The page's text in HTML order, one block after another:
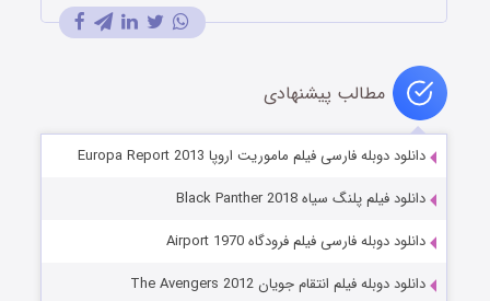
مطالب پیشنهادی
دانلود دوبله فارسی فیلم ماموریت اروپا Europa Report 2013
دانلود فیلم پلنگ سیاه Black Panther 2018
دانلود دوبله فارسی فیلم فرودگاه Airport 1970
دانلود دوبله فیلم انتقام جویان The Avengers 2012